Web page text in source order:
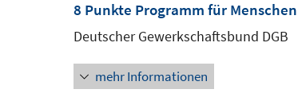
8 Punkte Programm für
Deutscher Gewerkschaftsbund DGB
mehr Informationen